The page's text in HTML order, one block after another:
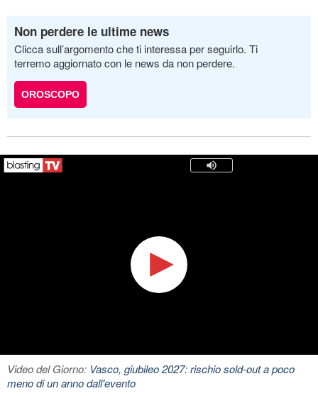
Non perdere le ultime news
Clicca sull’argomento che ti interessa per seguirlo. Ti
terremo aggiornato con le news da non perdere.
OROSCOPO
Video del Giorno: Vasco, giubileo 2027: rischio sold-out a poco
meno di un anno dall'evento